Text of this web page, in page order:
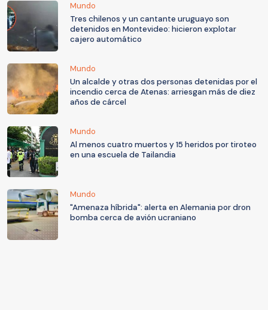
Mundo
Tres chilenos y un cantante uruguayo son
detenidos en Montevideo: hicieron explotar
cajero automático
Mundo
Un alcalde y otras dos personas detenidas por el
incendio cerca de Atenas: arriesgan más de diez
años de cárcel
Mundo
Al menos cuatro muertos y 15 heridos por tiroteo
en una escuela de Tailandia
Mundo
"Amenaza híbrida": alerta en Alemania por dron
bomba cerca de avión ucraniano